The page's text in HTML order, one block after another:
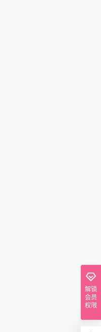
解锁
会员
权限